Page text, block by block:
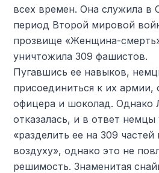
всех времен. Она служила в
период Второй мировой
прозвище «Женщина-
уничтожила 309 фашистов.
Пугавшись ее навыков,
присоединиться к их армии,
офицера и шоколад. Однако
отказалась, и в ответ немцы
«разделить ее на 309 частей
воздуху», однако это не
решимость. Знаменитая